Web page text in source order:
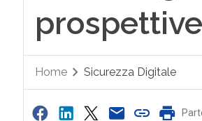
prospettive
Home Sicurezza Digitale